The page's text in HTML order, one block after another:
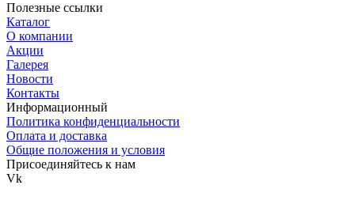
Полезные ссылки
Каталог
О компании
Акции
Галерея
Новости
Контакты
Информационный
Политика конфиденциальности
Оплата и доставка
Общие положения и условия
Присоединяйтесь к нам
Vk